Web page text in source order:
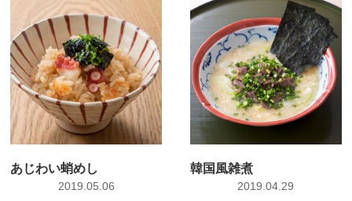
あじわい蛸めし
2019.05.06
韓国風雑煮
2019.04.29